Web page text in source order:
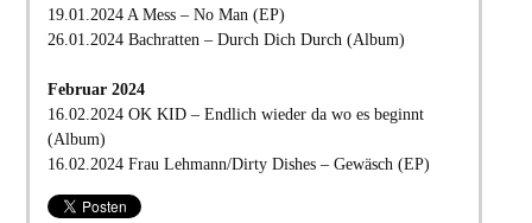
19.01.2024 A Mess – No Man (EP)
26.01.2024 Bachratten – Durch Dich Durch (Album)
Februar 2024
16.02.2024 OK KID – Endlich wieder da wo es beginnt
(Album)
16.02.2024 Frau Lehmann/Dirty Dishes – Gewäsch (EP)